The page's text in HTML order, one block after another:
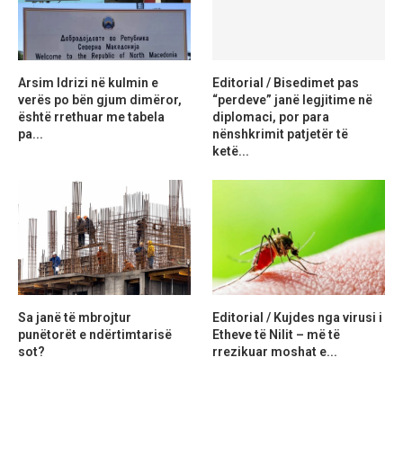
Arsim Idrizi në kulmin e
verës po bën gjum dimëror,
është rrethuar me tabela
pa...
Editorial / Bisedimet pas
“perdeve” janë legjitime në
diplomaci, por para
nënshkrimit patjetër të
ketë...
Sa janë të mbrojtur
punëtorët e ndërtimtarisë
sot?
Editorial / Kujdes nga virusi i
Etheve të Nilit – më të
rrezikuar moshat e...